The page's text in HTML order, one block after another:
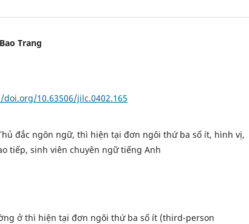
Trang
10.63506/jilc.0402.165
đắc ngôn ngữ, thì hiện tại đơn ngôi thứ ba số ít, hình vị,
tiếp, sinh viên chuyên ngữ tiếng Anh
ở thì hiện tại đơn ngôi thứ ba số ít (third-person